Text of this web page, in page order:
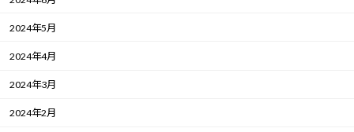
2024年5月
2024年4月
2024年3月
2024年2月